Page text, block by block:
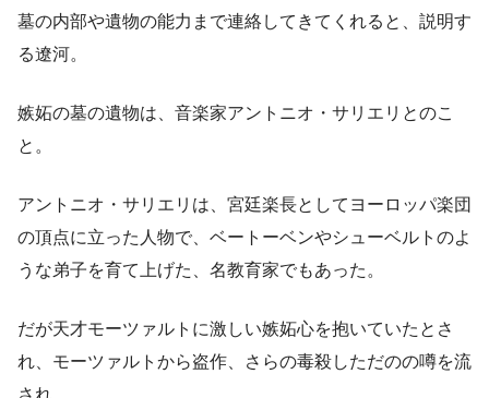
墓の内部や遺物の能力まで連絡してきてくれると、説明す
る遼河。
嫉妬の墓の遺物は、音楽家アントニオ・サリエリとのこ
と。
アントニオ・サリエリは、宮廷楽長としてヨーロッパ楽団
の頂点に立った人物で、ベートーベンやシューベルトのよ
うな弟子を育て上げた、名教育家でもあった。
だが天才モーツァルトに激しい嫉妬心を抱いていたとさ
れ、モーツァルトから盗作、さらの毒殺しただのの噂を流